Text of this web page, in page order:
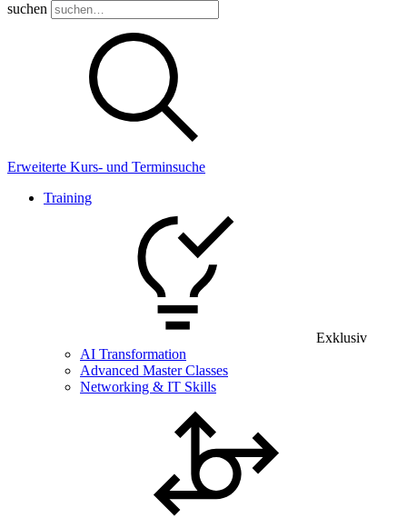
suchen
Erweiterte Kurs- und Terminsuche
Training
Exklusiv
AI Transformation
Advanced Master Classes
Networking & IT Skills